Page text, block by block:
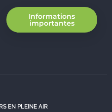
Informations
importantes
EN PLEINE AIR